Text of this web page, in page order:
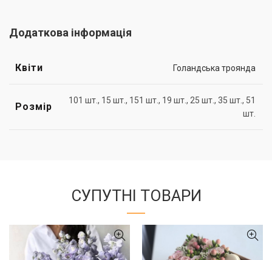
Додаткова інформація
Квіти Голандська троянда
Розмір
101 шт., 15 шт., 151 шт., 19 шт., 25 шт., 35 шт., 51
шт.
СУПУТНІ ТОВАРИ